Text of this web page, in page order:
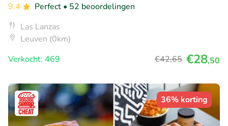
9.4
Perfect • 52 beoordelingen
Las Lanzas
Leuven (0km)
Verkocht: 469
€42,65 €28,50
36% korting